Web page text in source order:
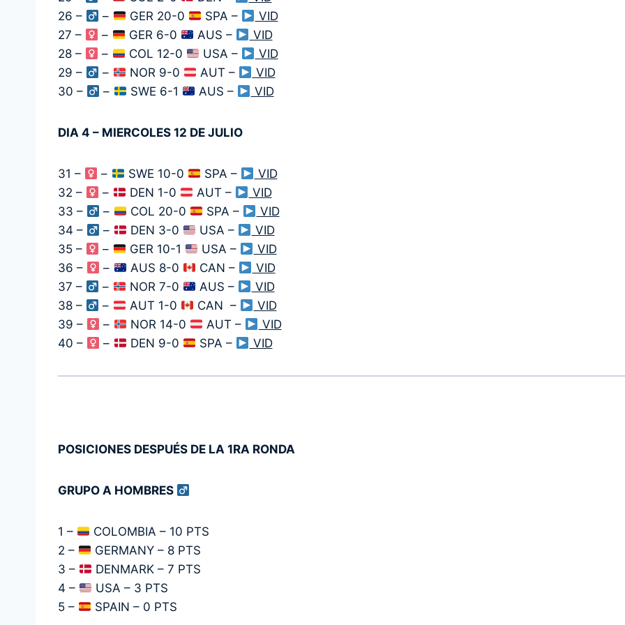
26 –
– GER 20-0 SPA –
VID
27 –
– GER 6-0 AUS –
VID
28 –
– COL 12-0 USA –
VID
29 –
– NOR 9-0 AUT –
VID
30 –
– SWE 6-1 AUS – VID
DIA 4 – MIERCOLES 12 DE JULIO
31 – – SWE 10-0 SPA –
VID
32 –
– DEN 1-0 AUT –
VID
33 –
– COL 20-0 SPA –
VID
34 –
– DEN 3-0 USA –
VID
35 –
– GER 10-1 USA –
VID
36 –
– AUS 8-0 CAN –
VID
37 –
– NOR 7-0 AUS –
VID
38 –
– AUT 1-0 CAN –
VID
39 –
– NOR 14-0 AUT –
VID
40 –
– DEN 9-0 SPA – VID
POSICIONES DESPUÉS DE LA 1RA RONDA
GRUPO A HOMBRES
1 –
COLOMBIA – 10 PTS
2 –
GERMANY – 8 PTS
3 –
DENMARK – 7 PTS
4 –
USA – 3 PTS
5 –
SPAIN – 0 PTS